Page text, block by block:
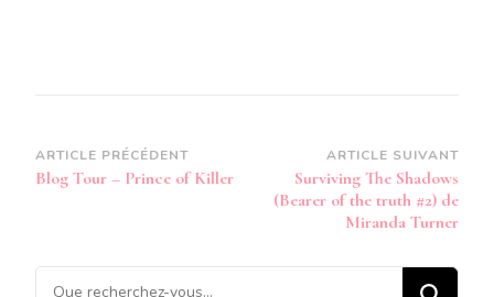
Navigation
d’article
ARTICLE PRÉCÉDENT
Blog Tour – Prince of Killer
ARTICLE SUIVANT
Surviving The Shadows
(Bearer of the truth #2) de
Miranda Turner
Vous